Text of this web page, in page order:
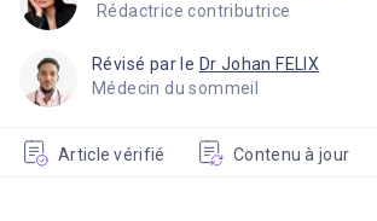
Article vérifié Contenu à jour
Rédactrice contributrice
Révisé par le Dr Johan FELIX
Médecin du sommeil